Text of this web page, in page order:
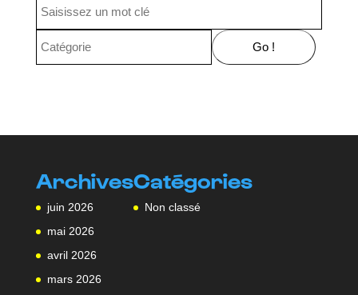
Archives
juin 2026
mai 2026
avril 2026
mars 2026
Catégories
Non classé